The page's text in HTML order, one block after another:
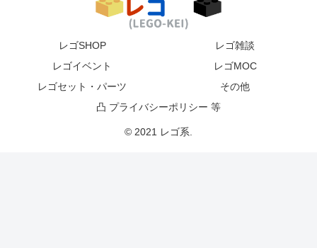
レゴSHOP
レゴ雑談
レゴイベント
レゴMOC
レゴセット・パーツ
その他
凸 プライバシーポリシー 等
© 2021 レゴ系.